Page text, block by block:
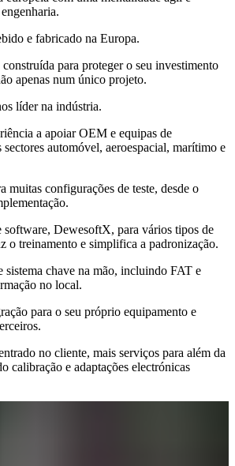
e fabricado na Europa.
para proteger o seu investimento
apenas num único projeto.
líder na indústria.
a apoiar OEM e equipas de
sectores automóvel, aeroespacial, marítimo e
muitas configurações de teste, desde o
software, DewesoftX, para vários tipos de
o treinamento e simplifica a padronização.
sistema chave na mão, incluindo FAT e
no local.
para o seu próprio equipamento e
no cliente, mais serviços para além da
calibração e adaptações electrónicas